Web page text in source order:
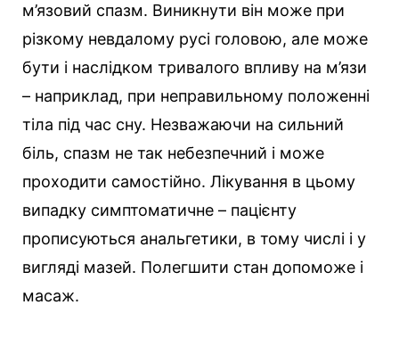
м’язовий спазм. Виникнути він може при
різкому невдалому русі головою, але може
бути і наслідком тривалого впливу на м’язи
– наприклад, при неправильному положенні
тіла під час сну. Незважаючи на сильний
біль, спазм не так небезпечний і може
проходити самостійно. Лікування в цьому
випадку симптоматичне – пацієнту
прописуються анальгетики, в тому числі і у
вигляді мазей. Полегшити стан допоможе і
масаж.